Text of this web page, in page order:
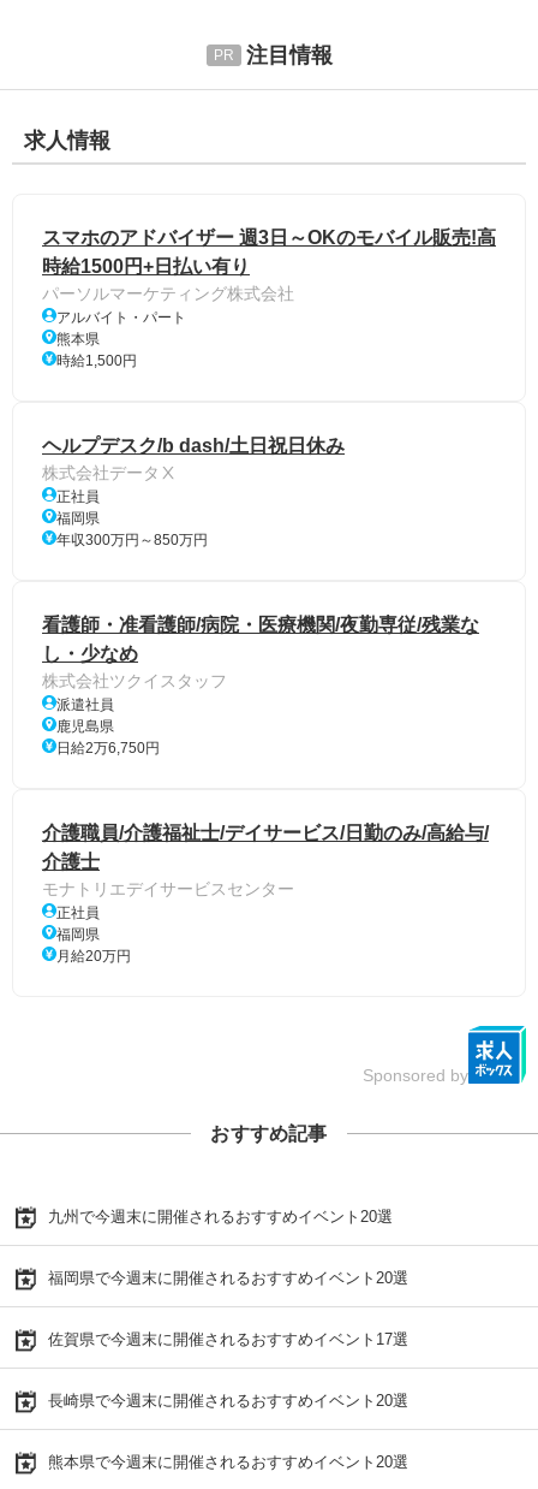
注目情報
求人情報
スマホのアドバイザー 週3日～OKのモバイル販売!高
時給1500円+日払い有り
パーソルマーケティング株式会社
アルバイト・パート
熊本県
時給1,500円
ヘルプデスク/b dash/土日祝日休み
株式会社データⅩ
正社員
福岡県
年収300万円～850万円
看護師・准看護師/病院・医療機関/夜勤専従/残業な
し・少なめ
株式会社ツクイスタッフ
派遣社員
鹿児島県
日給2万6,750円
介護職員/介護福祉士/デイサービス/日勤のみ/高給与/
介護士
モナトリエデイサービスセンター
正社員
福岡県
月給20万円
Sponsored by
おすすめ記事
九州で今週末に開催されるおすすめイベント20選
福岡県で今週末に開催されるおすすめイベント20選
佐賀県で今週末に開催されるおすすめイベント17選
長崎県で今週末に開催されるおすすめイベント20選
熊本県で今週末に開催されるおすすめイベント20選